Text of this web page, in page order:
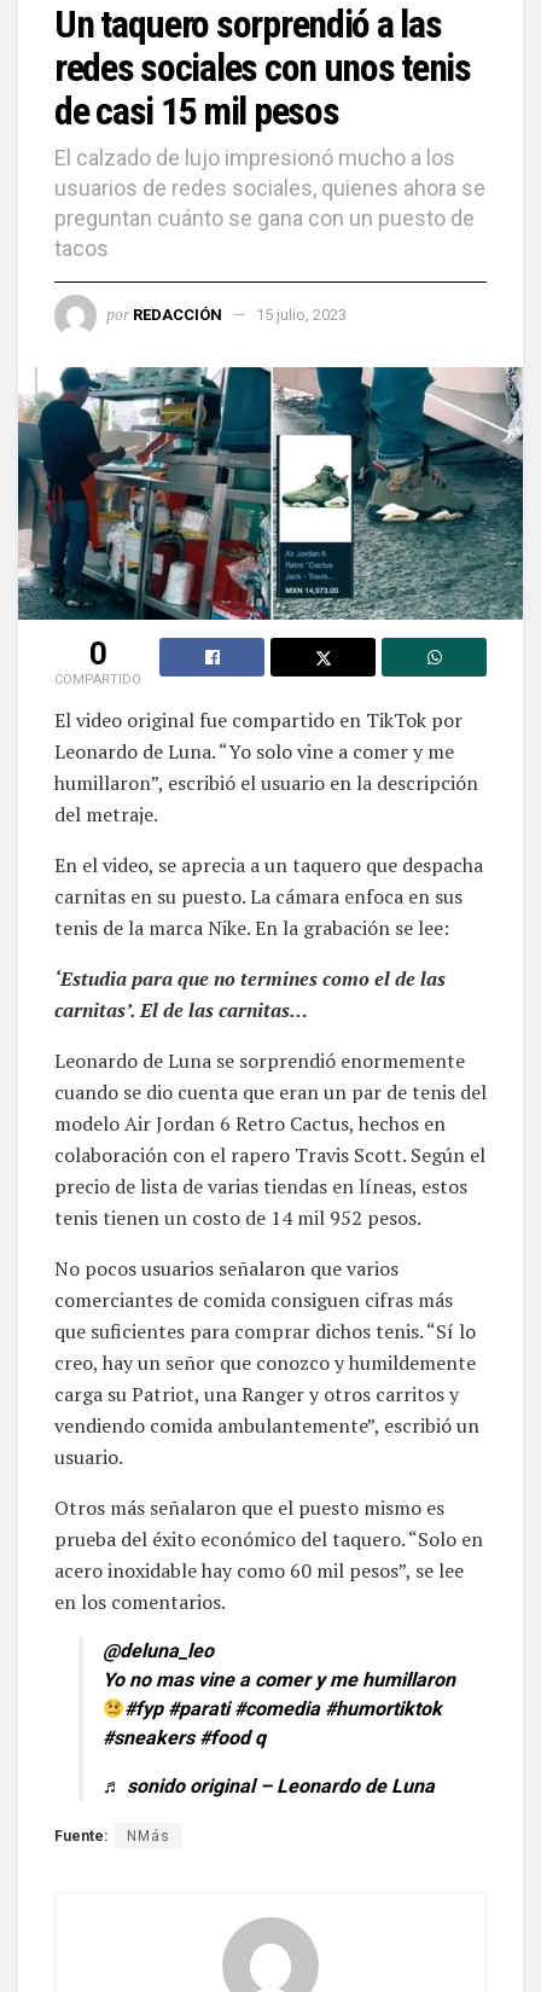
Un taquero sorprendió a las
redes sociales con unos tenis
de casi 15 mil pesos
El calzado de lujo impresionó mucho a los
usuarios de redes sociales, quienes ahora se
preguntan cuánto se gana con un puesto de
tacos
por REDACCIÓN 15 julio, 2023
0
COMPARTIDO
El video original fue compartido en TikTok por
Leonardo de Luna. “Yo solo vine a comer y me
humillaron”, escribió el usuario en la descripción
del metraje.
En el video, se aprecia a un taquero que despacha
carnitas en su puesto. La cámara enfoca en sus
tenis de la marca Nike. En la grabación se lee:
‘Estudia para que no termines como el de las
carnitas’. El de las carnitas…
Leonardo de Luna se sorprendió enormemente
cuando se dio cuenta que eran un par de tenis del
modelo Air Jordan 6 Retro Cactus, hechos en
colaboración con el rapero Travis Scott. Según el
precio de lista de varias tiendas en líneas, estos
tenis tienen un costo de 14 mil 952 pesos.
No pocos usuarios señalaron que varios
comerciantes de comida consiguen cifras más
que suficientes para comprar dichos tenis. “Sí lo
creo, hay un señor que conozco y humildemente
carga su Patriot, una Ranger y otros carritos y
vendiendo comida ambulantemente”, escribió un
usuario.
Otros más señalaron que el puesto mismo es
prueba del éxito económico del taquero. “Solo en
acero inoxidable hay como 60 mil pesos”, se lee
en los comentarios.
@deluna_leo
Yo no mas vine a comer y me humillaron
#fyp #parati #comedia #humortiktok
#sneakers #foodq
♬ sonido original – Leonardo de Luna
Fuente: NMás